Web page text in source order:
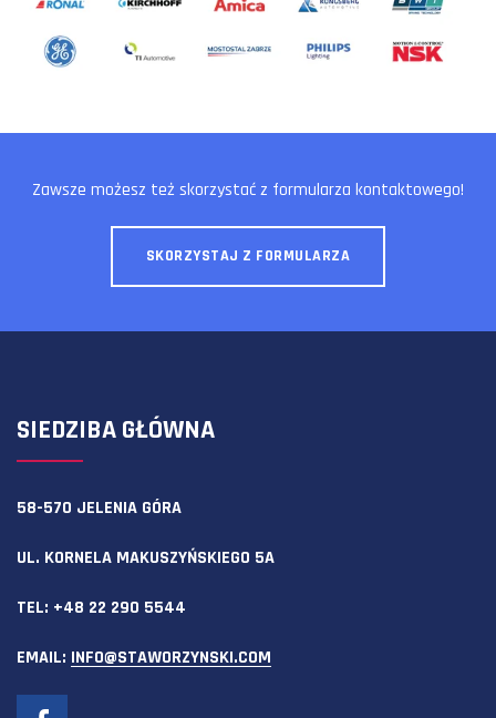
Zawsze możesz też skorzystać z formularza kontaktowego!
SKORZYSTAJ Z FORMULARZA
SIEDZIBA GŁÓWNA
58-570 JELENIA GÓRA
UL. KORNELA MAKUSZYŃSKIEGO 5A
TEL: +48 22 290 5544
EMAIL: INFO@STAWORZYNSKI.COM